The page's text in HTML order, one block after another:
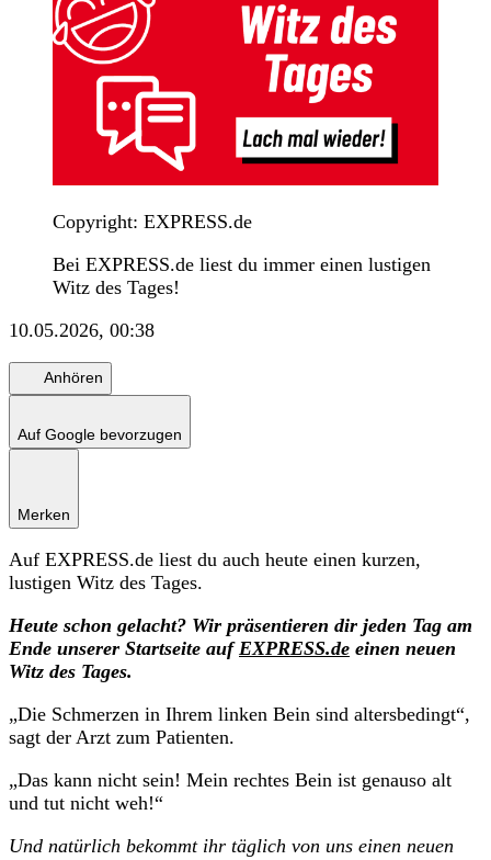
Copyright: EXPRESS.de
Bei EXPRESS.de liest du immer einen lustigen
Witz des Tages!
10.05.2026, 00:38
Anhören
Auf Google bevorzugen
Merken
Auf EXPRESS.de liest du auch heute einen kurzen,
lustigen Witz des Tages.
Heute schon gelacht? Wir präsentieren dir jeden Tag am
Ende unserer Startseite auf EXPRESS.de einen neuen
Witz des Tages.
„Die Schmerzen in Ihrem linken Bein sind altersbedingt“,
sagt der Arzt zum Patienten.
„Das kann nicht sein! Mein rechtes Bein ist genauso alt
und tut nicht weh!“
Und natürlich bekommt ihr täglich von uns einen neuen